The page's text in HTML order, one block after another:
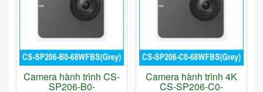
Camera hành trình CS-
SP206-B0-
Camera hành trình 4K
CS-SP206-C0-